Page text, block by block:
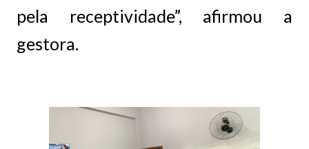
pela receptividade”, afirmou a
gestora.